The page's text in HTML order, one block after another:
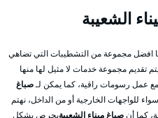
الشعيبة
افضل مجموعة من التشطيبات التي تضاهي
تقديم مجموعة خدمات لا مثيل لها منها
عمل رسومات راقية، كما يمكن لـصباغ
للواجهات الخارجية أو من الداخل، نهتم
كما أنصباغ ميناء الشعيبةيحرص بشكل